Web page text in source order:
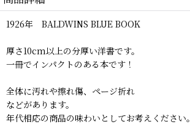
1926年 BALDWINS BLUE BOOK
厚さ10cm以上の分厚い洋書です。
一冊でインパクトのある本です！
全体に汚れや擦れ傷、ページ折れ
などがあります。
年代相応の商品の味わいとしてお考えください。